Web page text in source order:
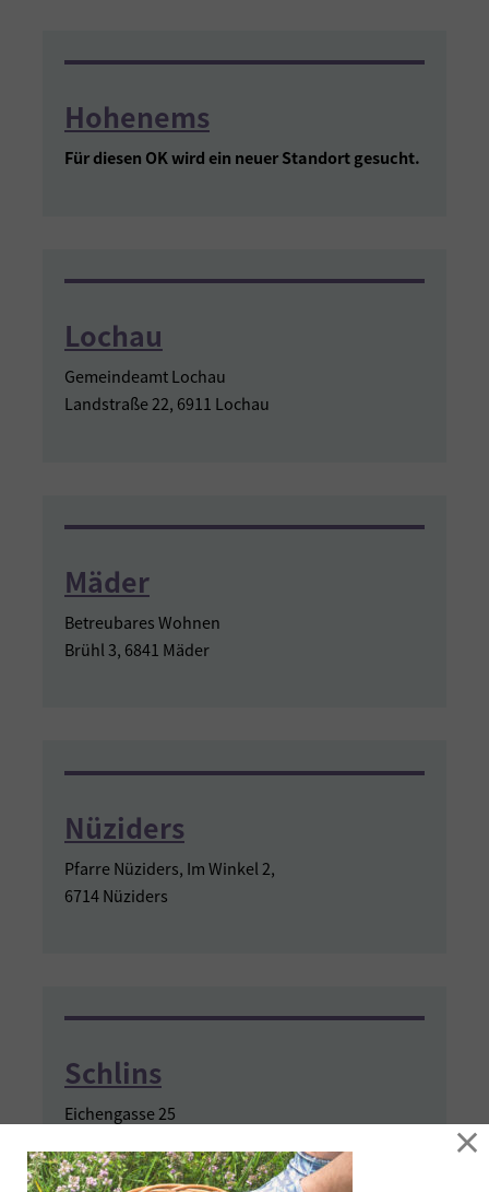
Hohenems
Für diesen OK wird ein neuer Standort gesucht.
Lochau
Gemeindeamt Lochau
Landstraße 22, 6911 Lochau
Mäder
Betreubares Wohnen
Brühl 3, 6841 Mäder
Nüziders
Pfarre Nüziders, Im Winkel 2,
6714 Nüziders
Schlins
Eichengasse 25
×